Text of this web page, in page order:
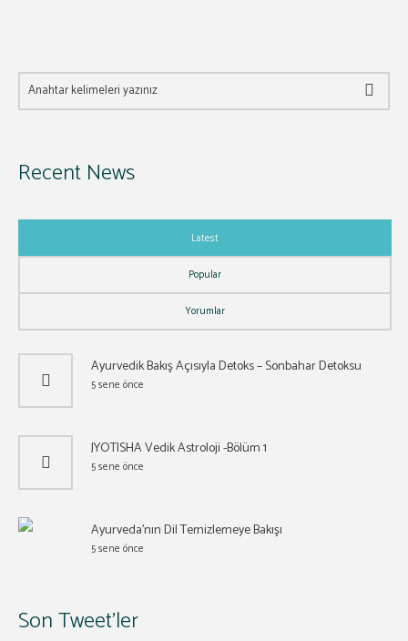
Recent News
Latest
Popular
Yorumlar
Ayurvedik Bakış Açısıyla Detoks – Sonbahar Detoksu
5 sene önce
JYOTISHA Vedik Astroloji -Bölüm 1
5 sene önce
Ayurveda’nın Dil Temizlemeye Bakışı
5 sene önce
Son Tweet’ler